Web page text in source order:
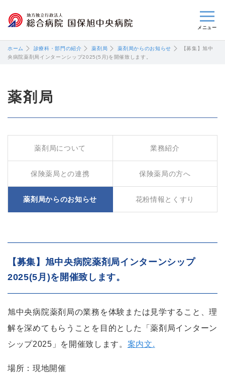
ホーム 診療科・部門の紹介 薬剤局 薬剤局からのお知らせ
【募集】旭中
央病院薬剤局インターンシップ2025(5月)を開催致します。
薬剤局
薬剤局について 業務紹介
保険薬局との連携 保険薬局の方へ
薬剤局からのお知らせ 花粉情報とくすり
【募集】旭中央病院薬剤局インターンシップ
2025(5月)を開催致します。
旭中央病院薬剤局の業務を体験または見学すること、理
解を深めてもらうことを目的とした「薬剤局インターン
シップ2025」を開催致します。 案内文.
場所：現地開催